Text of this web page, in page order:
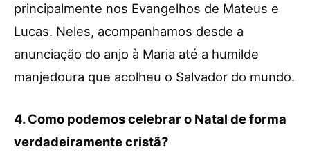
principalmente nos Evangelhos de Mateus e
Lucas. Neles, acompanhamos desde a
anunciação do anjo à Maria até a humilde
manjedoura que acolheu o Salvador do mundo.
4. Como podemos celebrar o Natal de forma
verdadeiramente cristã?